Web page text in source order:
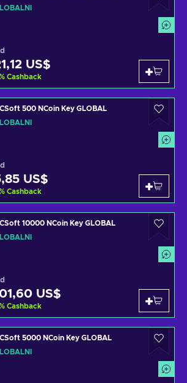
US$
Cashback
500 NCoin Key GLOBAL
US$
Cashback
10000 NCoin Key GLOBAL
US$
Cashback
5000 NCoin Key GLOBAL